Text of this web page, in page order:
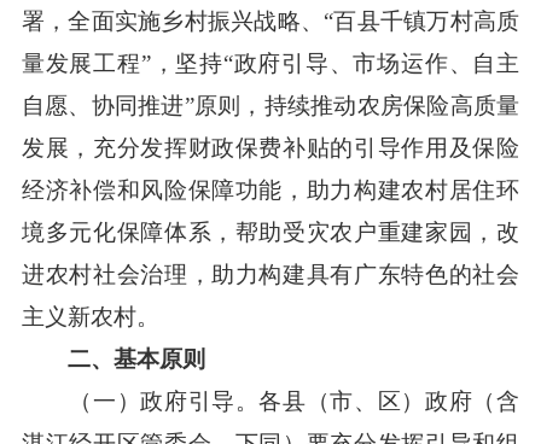
署，全面实施乡村振兴战略、“百县千镇万村高质
量发展工程”，坚持“政府引导、市场运作、自主
自愿、协同推进”原则，持续推动农房保险高质量
发展，充分发挥财政保费补贴的引导作用及保险
经济补偿和风险保障功能，助力构建农村居住环
境多元化保障体系，帮助受灾农户重建家园，改
进农村社会治理，助力构建具有广东特色的社会
主义新农村。
二、基本原则
（一）政府引导。各县（市、区）政府（含